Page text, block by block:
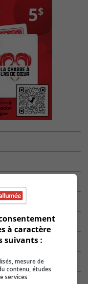
à caractère
suivants :
mesure de
contenu, études
services